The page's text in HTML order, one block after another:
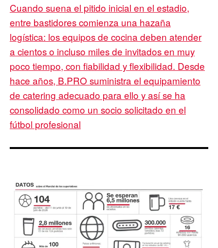
Cuando suena el pitido inicial en el estadio,
entre bastidores comienza una hazaña
logística: los equipos de cocina deben atender
a cientos o incluso miles de invitados en muy
poco tiempo, con fiabilidad y flexibilidad. Desde
hace años, B.PRO suministra el equipamiento
de catering adecuado para ello y así se ha
consolidado como un socio solicitado en el
fútbol profesional